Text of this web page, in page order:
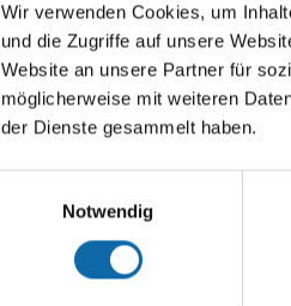
Wir verwenden Cookies, um
und die Zugriffe auf unsere
Website an unsere Partner für
möglicherweise mit weiteren
der Dienste gesammelt haben.
Notwendig